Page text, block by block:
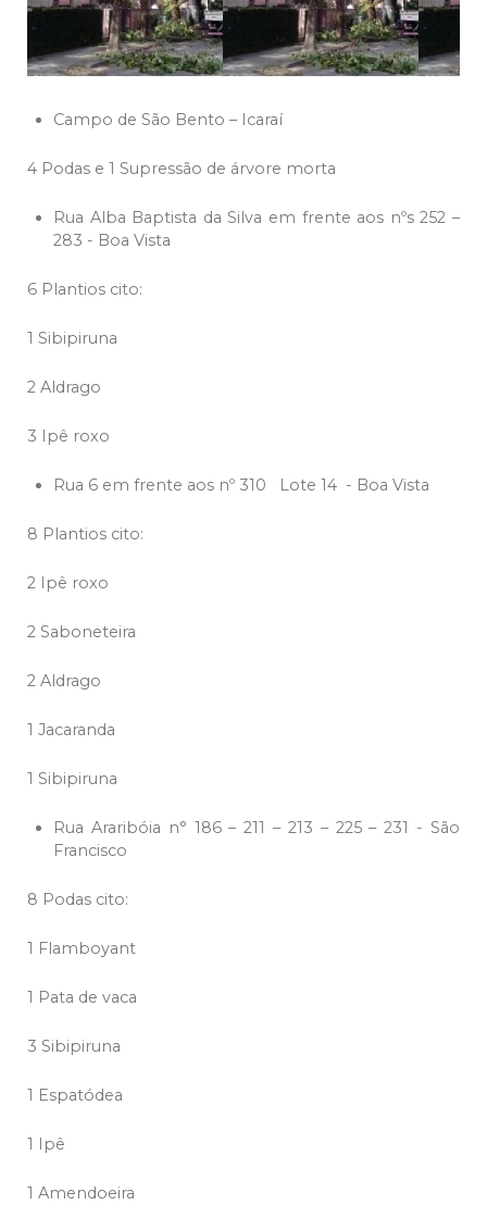
Campo de São Bento – Icaraí
4 Podas e 1 Supressão de árvore morta
Rua Alba Baptista da Silva em frente aos nºs 252 –
283 - Boa Vista
6 Plantios cito:
1 Sibipiruna
2 Aldrago
3 Ipê roxo
Rua 6 em frente aos nº 310 Lote 14 - Boa Vista
8 Plantios cito:
2 Ipê roxo
2 Saboneteira
2 Aldrago
1 Jacaranda
1 Sibipiruna
Rua Araribóia n° 186 – 211 – 213 – 225 – 231 - São
Francisco
8 Podas cito:
1 Flamboyant
1 Pata de vaca
3 Sibipiruna
1 Espatódea
1 Ipê
1 Amendoeira